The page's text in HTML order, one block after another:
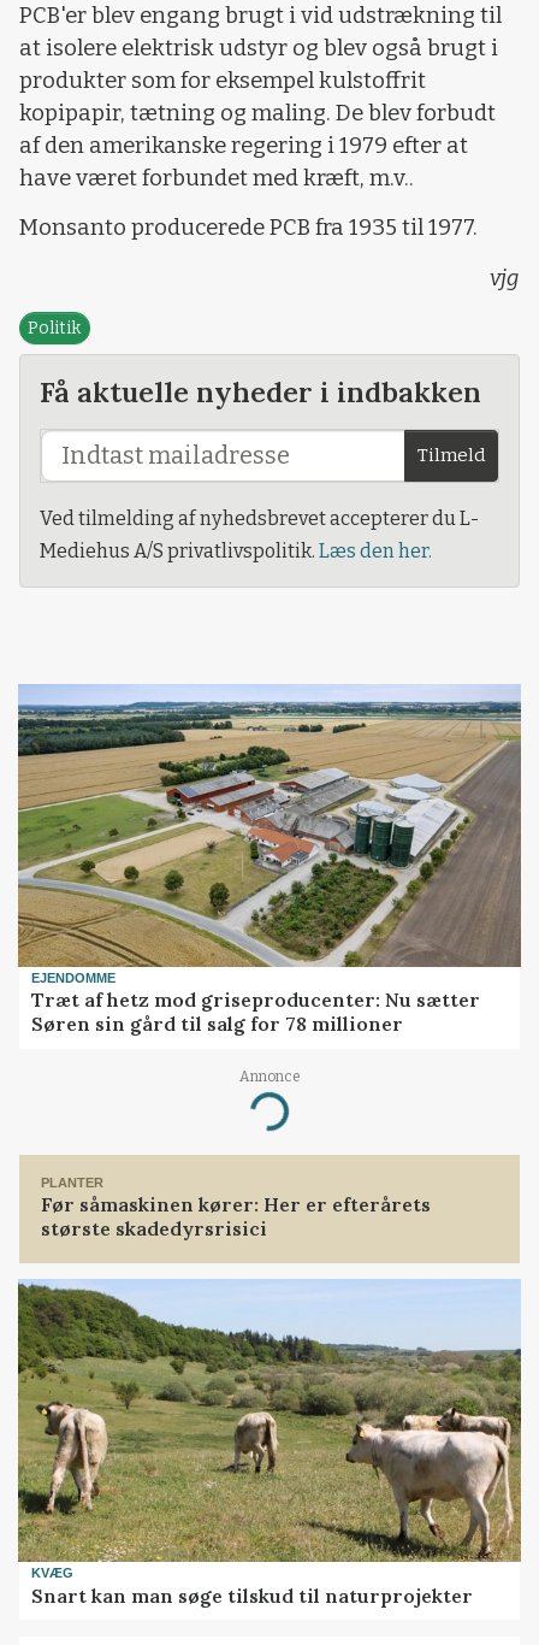
PCB'er blev engang brugt i vid udstrækning til
at isolere elektrisk udstyr og blev også brugt i
produkter som for eksempel kulstoffrit
kopipapir, tætning og maling. De blev forbudt
af den amerikanske regering i 1979 efter at
have været forbundet med kræft, m.v..
Monsanto producerede PCB fra 1935 til 1977.
vjg
Politik
Få aktuelle nyheder i indbakken
Tilmeld
Ved tilmelding af nyhedsbrevet accepterer du L-
Mediehus A/S privatlivspolitik. Læs den her.
EJENDOMME
Træt af hetz mod griseproducenter: Nu sætter
Søren sin gård til salg for 78 millioner
Annonce
Loading...
PLANTER
Før såmaskinen kører: Her er efterårets
største skadedyrsrisici
KVÆG
Snart kan man søge tilskud til naturprojekter